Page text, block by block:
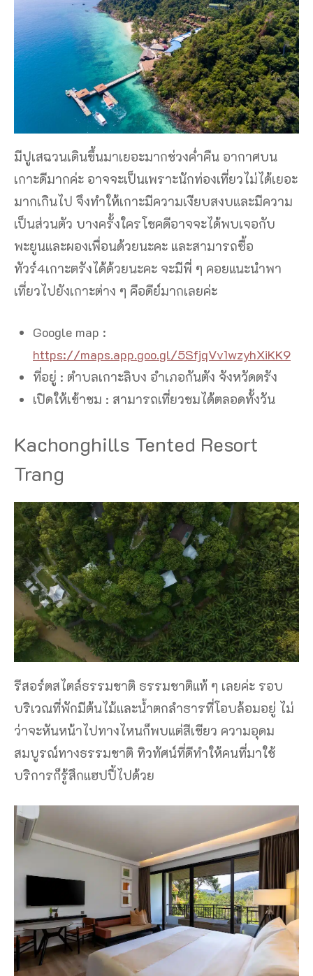
มีปูเสฉวนเดินขึ้นมาเยอะมากช่วงค่ําคืน อากาศบน
เกาะดีมากค่ะ อาจจะเป็นเพราะนักท่องเที่ยวไม่ได้เยอะ
มากเกินไป จึงทําให้เกาะมีความเงียบสงบและมีความ
เป็นส่วนตัว บางครั้งใครโชคดีอาจจะได้พบเจอกับ
พะยูนและผองเพื่อนด้วยนะคะ และสามารถซื้อ
ทัวร์4เกาะตรังได้ด้วยนะคะ จะมีพี่ ๆ คอยแนะนําพา
เที่ยวไปยังเกาะต่าง ๆ คือดีย์มากเลยค่ะ
Google map :
https://maps.app.goo.gl/5SfjqVv1wzyhXiKK9
ที่อยู่ : ตําบลเกาะลิบง อําเภอกันตัง จังหวัดตรัง
เปิดให้เข้าชม : สามารถเที่ยวชมได้ตลอดทั้งวัน
Kachonghills Tented Resort
Trang
รีสอร์ตสไตล์ธรรมชาติ ธรรมชาติแท้ ๆ เลยค่ะ รอบ
บริเวณที่พักมีต้นไม้และน้ําตกลําธารที่โอบล้อมอยู่ ไม่
ว่าจะหันหน้าไปทางไหนก็พบแต่สีเขียว ความอุดม
สมบูรณ์ทางธรรมชาติ ทิวทัศน์ที่ดีทําให้คนที่มาใช้
บริการก็รู้สึกแฮปปี้ไปด้วย